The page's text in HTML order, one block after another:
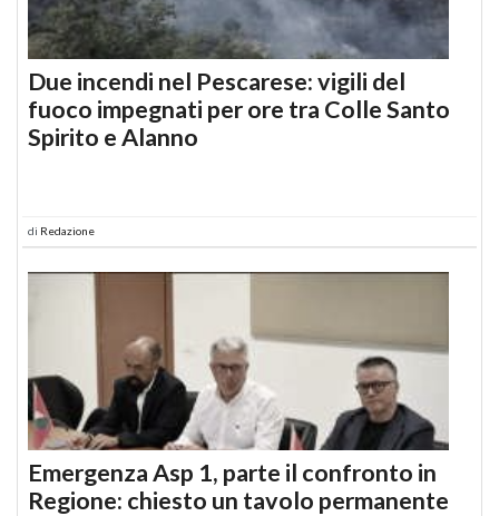
Due incendi nel Pescarese: vigili del
fuoco impegnati per ore tra Colle Santo
Spirito e Alanno
di Redazione
Emergenza Asp 1, parte il confronto in
Regione: chiesto un tavolo permanente